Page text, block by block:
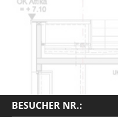
BESUCHER NR.: